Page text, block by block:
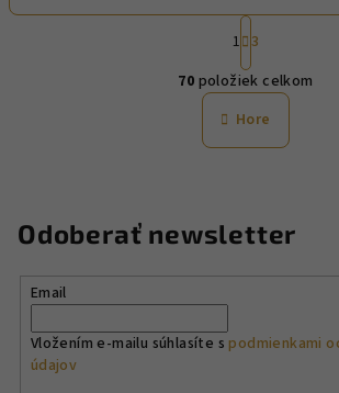
O
v
l
á
i
v
S
t
r
á
n
k
o
i
e
1 3
70 položiek celkom
Hore
Odoberať newsletter
Email
Vložením e-mailu súhlasíte spodmienkami
údajov